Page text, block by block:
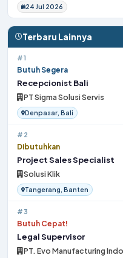
24 Jul 2026
Terbaru Lainnya
#1
Butuh Segera
Recepcionist Bali
PT Sigma Solusi Servis
Denpasar, Bali
#2
Dibutuhkan
Project Sales Specialist
Solusi Klik
Tangerang, Banten
#3
Butuh Cepat!
Legal Supervisor
PT. Evo Manufacturing